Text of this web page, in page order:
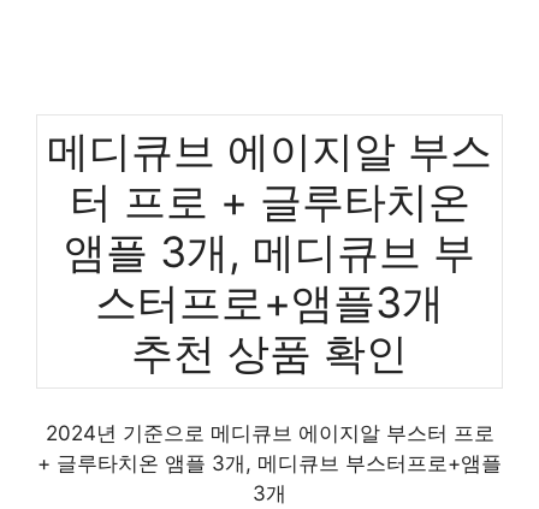
메디큐브 에이지알 부스
터 프로 + 글루타치온
앰플 3개, 메디큐브 부
스터프로+앰플3개
추천 상품 확인
2024년 기준으로 메디큐브 에이지알 부스터 프로
+ 글루타치온 앰플 3개, 메디큐브 부스터프로+앰플
3개